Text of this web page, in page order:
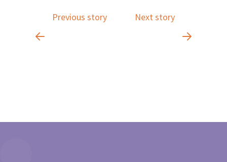
Previous story Next story